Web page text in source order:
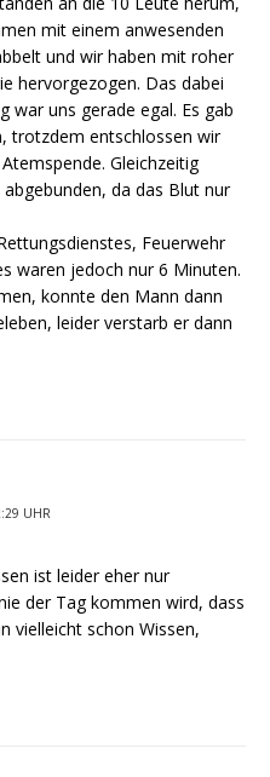
mit einem anwesenden
und wir haben mit roher
hervorgezogen. Das dabei
war uns gerade egal. Es gab
trotzdem entschlossen wir
Gleichzeitig
da das Blut nur
Feuerwehr
waren jedoch nur 6 Minuten.
konnte den Mann dann
leider verstarb er dann
UHR
ist leider eher nur
der Tag kommen wird, dass
vielleicht schon Wissen,